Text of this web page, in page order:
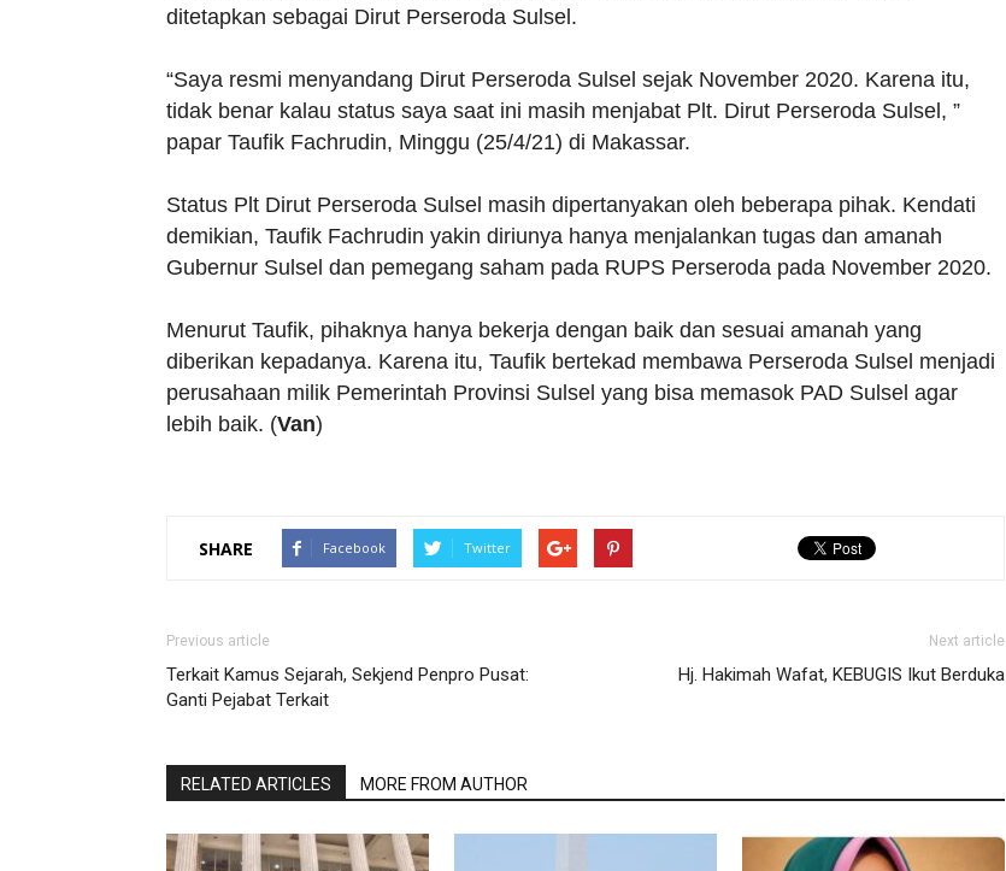
ditetapkan sebagai Dirut Perseroda Sulsel.
“Saya resmi menyandang Dirut Perseroda Sulsel sejak November 2020. Karena itu,
tidak benar kalau status saya saat ini masih menjabat Plt. Dirut Perseroda Sulsel, ”
papar Taufik Fachrudin, Minggu (25/4/21) di Makassar.
Status Plt Dirut Perseroda Sulsel masih dipertanyakan oleh beberapa pihak. Kendati
demikian, Taufik Fachrudin yakin diriunya hanya menjalankan tugas dan amanah
Gubernur Sulsel dan pemegang saham pada RUPS Perseroda pada November 2020.
Menurut Taufik, pihaknya hanya bekerja dengan baik dan sesuai amanah yang
diberikan kepadanya. Karena itu, Taufik bertekad membawa Perseroda Sulsel menjadi
perusahaan milik Pemerintah Provinsi Sulsel yang bisa memasok PAD Sulsel agar
lebih baik. (Van)
SHARE Facebook Twitter
Previous article
Terkait Kamus Sejarah, Sekjend Penpro Pusat:
Ganti Pejabat Terkait
Next article
Hj. Hakimah Wafat, KEBUGIS Ikut Berduka
RELATED ARTICLES MORE FROM AUTHOR